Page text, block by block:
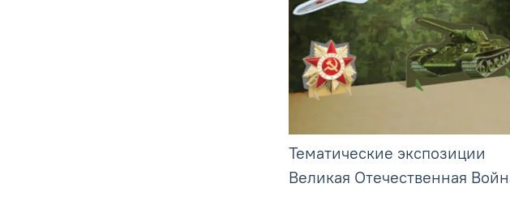
Тематические экспозиции
Великая Отечественная